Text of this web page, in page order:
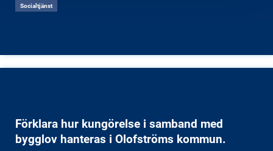
Socialtjänst
Förklara hur kungörelse i samband med
bygglov hanteras i Olofströms kommun.